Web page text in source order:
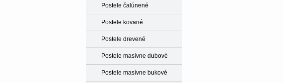
Postele čalúnené
Postele kované
Postele drevené
Postele masívne dubové
Postele masívne bukové